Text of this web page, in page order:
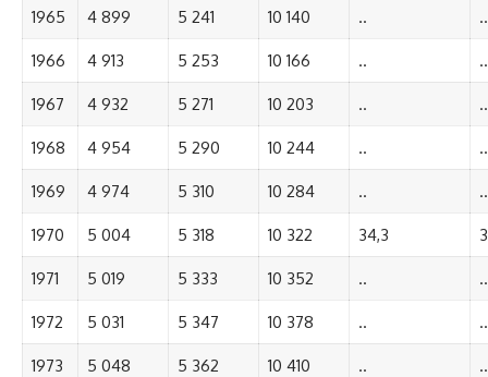
1965 4 899 5 241 10 140 .. ..
1966 4 913 5 253 10 166 .. ..
1967 4 932 5 271 10 203 .. ..
1968 4 954 5 290 10 244 .. ..
1969 4 974 5 310 10 284 .. ..
1970 5 004 5 318 10 322 34,3
1971 5 019 5 333 10 352 .. ..
1972 5 031 5 347 10 378 .. ..
1973 5 048 5 362 10 410 .. ..